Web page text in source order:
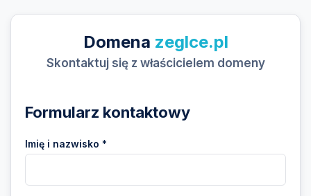
Domena zeglce.pl
Skontaktuj się z właścicielem domeny
Formularz kontaktowy
Imię i nazwisko *